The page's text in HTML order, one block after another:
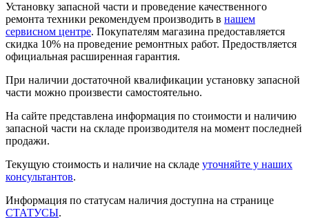
Установку запасной части и проведение качественного
ремонта техники рекомендуем производить в нашем
сервисном центре. Покупателям магазина предоставляется
скидка 10% на проведение ремонтных работ. Предоствляется
официальная расширенная гарантия.
При наличии достаточной квалификации установку запасной
части можно произвести самостоятельно.
На сайте представлена информация по стоимости и наличию
запасной части на складе производителя на момент последней
продажи.
Текущую стоимость и наличие на складе уточняйте у наших
консультантов.
Информация по статусам наличия доступна на странице
СТАТУСЫ.